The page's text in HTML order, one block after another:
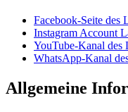
Facebook-Seite des
Instagram Account
YouTube-Kanal des
WhatsApp-Kanal
Allgemeine